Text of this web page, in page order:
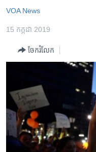
ទំព័រ​
ទៅ​
រចនា
ហេឡូវីអូអេ
កម្ពុជាច្នៃប្រតិដ្ឋ
ទូរទស្សន៍ / វីដេអូ​
វិទ្យុ / ផតខាសថ៍
កម្មវិធីទាំងអស់
VOA News
15 កក្កដា 2019
ចែករំលែក